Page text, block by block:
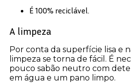
É 100% reciclável.
A limpeza
Por conta da superfície lisa e
limpeza se torna de fácil. É
pouco sabão neutro com
em água e um pano limpo.